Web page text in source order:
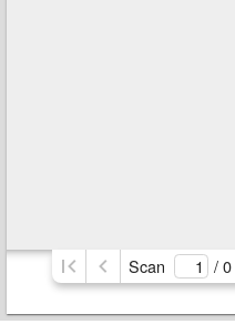
Scan / 0